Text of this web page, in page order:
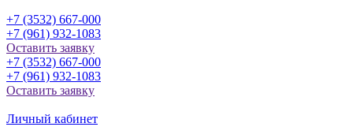
+7 (3532) 667-000
+7 (961) 932-1083
Оставить заявку
+7 (3532) 667-000
+7 (961) 932-1083
Оставить заявку
Личный кабинет